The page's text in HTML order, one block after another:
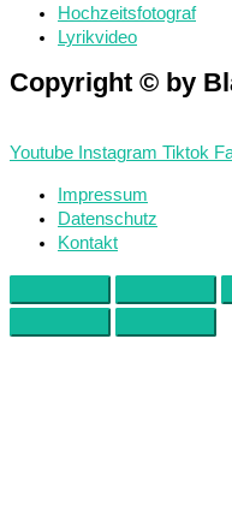
Hochzeitsfotograf
Lyrikvideo
Copyright © by
Youtube Instagram Tiktok
Impressum
Datenschutz
Kontakt